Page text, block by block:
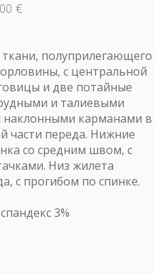
€
полуприлегающего
с центральной
и две потайные
и талиевыми
наклонными карманами в
части переда. Нижние
со средним швом, с
Низ жилета
с прогибом по спинке.
3%